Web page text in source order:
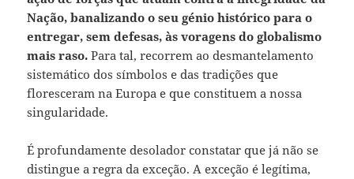
Nação, banalizando o seu génio histórico para o
entregar, sem defesas, às voragens do globalismo
mais raso. Para tal, recorrem ao desmantelamento
sistemático dos símbolos e das tradições que
floresceram na Europa e que constituem a nossa
singularidade.
É profundamente desolador constatar que já não se
distingue a regra da exceção. A exceção é legítima,